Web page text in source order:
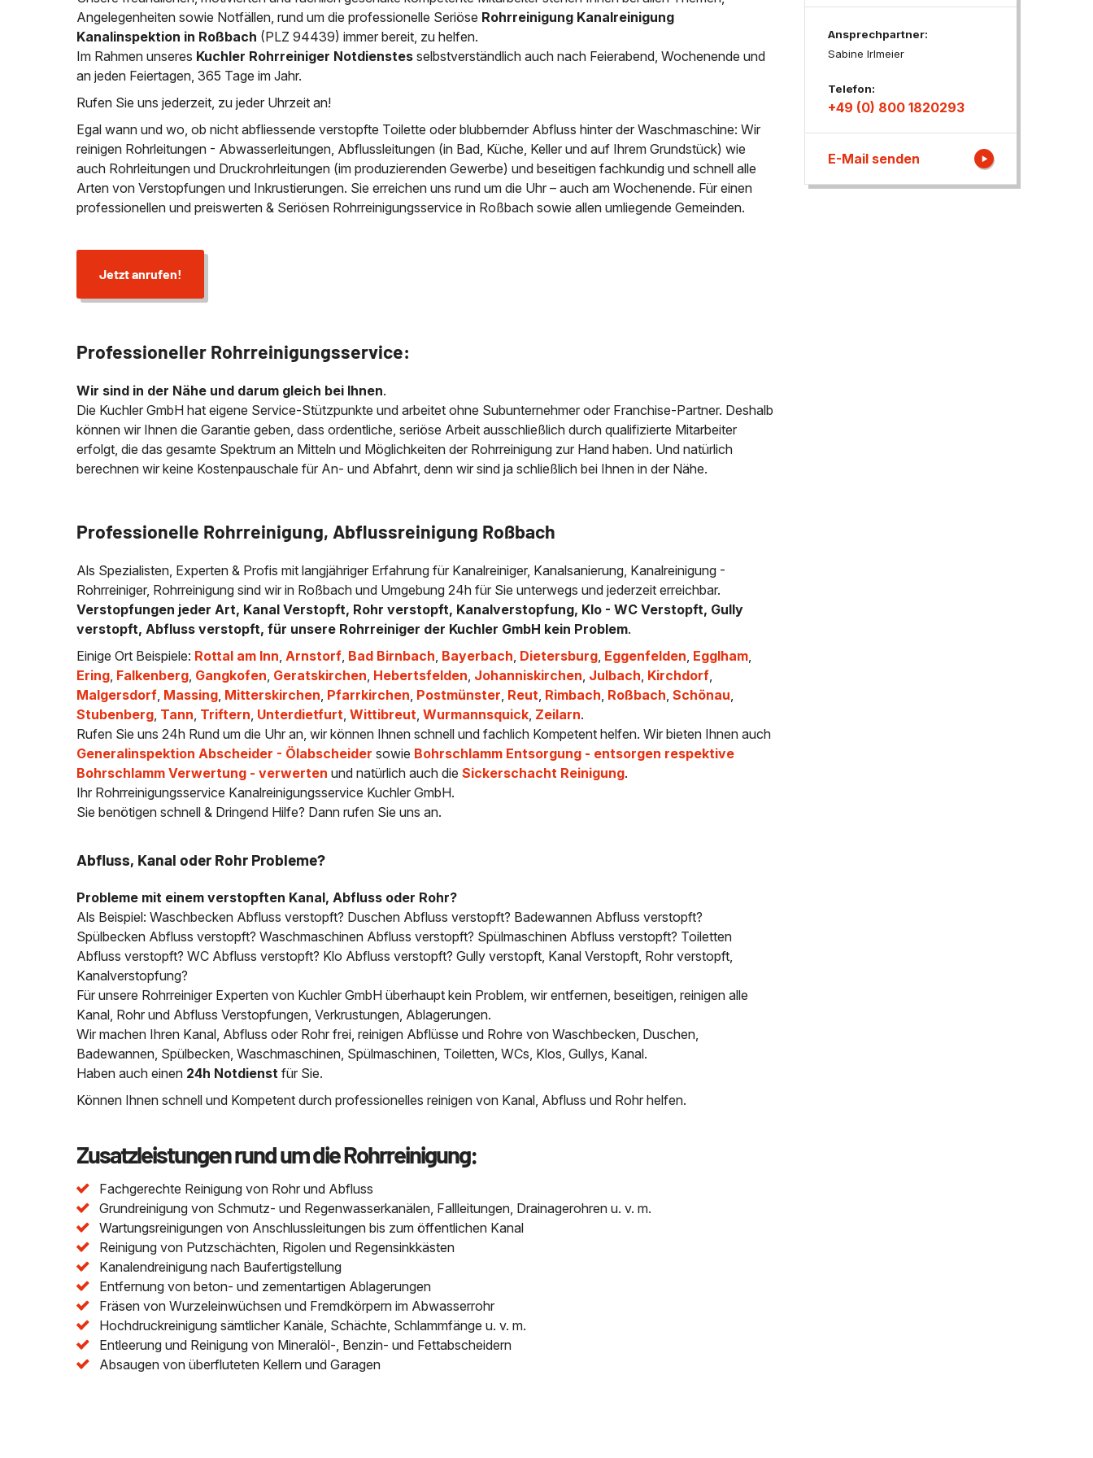
News & Aktuelles
Zertifikate / Bestätigungen
Angelegenheiten sowie Notfällen, rund um die professionelle Seriöse Rohrreinigung Kanalreinigung
Kanalinspektion in Roßbach (PLZ 94439) immer bereit, zu helfen.
Im Rahmen unseres Kuchler Rohrreiniger Notdienstes selbstverständlich auch nach Feierabend, Wochenende und
an jeden Feiertagen, 365 Tage im Jahr.
Rufen Sie uns jederzeit, zu jeder Uhrzeit an!
Egal wann und wo, ob nicht abfliessende verstopfte Toilette oder blubbernder Abfluss hinter der Waschmaschine: Wir
reinigen Rohrleitungen - Abwasserleitungen, Abflussleitungen (in Bad, Küche, Keller und auf Ihrem Grundstück) wie
auch Rohrleitungen und Druckrohrleitungen (im produzierenden Gewerbe) und beseitigen fachkundig und schnell alle
Arten von Verstopfungen und Inkrustierungen. Sie erreichen uns rund um die Uhr – auch am Wochenende. Für einen
professionellen und preiswerten & Seriösen Rohrreinigungsservice in Roßbach sowie allen umliegende Gemeinden.
Jetzt anrufen!
Professioneller Rohrreinigungsservice:
Wir sind in der Nähe und darum gleich bei Ihnen.
Die Kuchler GmbH hat eigene Service-Stützpunkte und arbeitet ohne Subunternehmer oder Franchise-Partner. Deshalb
können wir Ihnen die Garantie geben, dass ordentliche, seriöse Arbeit ausschließlich durch qualifizierte Mitarbeiter
erfolgt, die das gesamte Spektrum an Mitteln und Möglichkeiten der Rohrreinigung zur Hand haben. Und natürlich
berechnen wir keine Kostenpauschale für An- und Abfahrt, denn wir sind ja schließlich bei Ihnen in der Nähe.
Professionelle Rohrreinigung, Abflussreinigung Roßbach
Als Spezialisten, Experten & Profis mit langjähriger Erfahrung für Kanalreiniger, Kanalsanierung, Kanalreinigung -
Rohrreiniger, Rohrreinigung sind wir in Roßbach und Umgebung 24h für Sie unterwegs und jederzeit erreichbar.
Verstopfungen jeder Art, Kanal Verstopft, Rohr verstopft, Kanalverstopfung, Klo - WC Verstopft, Gully
verstopft, Abfluss verstopft, für unsere Rohrreiniger der Kuchler GmbH kein Problem.
Einige Ort Beispiele: Rottal am Inn,Arnstorf, Bad Birnbach, Bayerbach, Dietersburg, Eggenfelden, Egglham,
Ering, Falkenberg, Gangkofen, Geratskirchen, Hebertsfelden, Johanniskirchen, Julbach, Kirchdorf,
Malgersdorf, Massing, Mitterskirchen, Pfarrkirchen, Postmünster, Reut, Rimbach, Roßbach,Schönau,
Stubenberg, Tann, Triftern, Unterdietfurt,Wittibreut,Wurmannsquick, Zeilarn.
Rufen Sie uns 24h Rund um die Uhr an, wir können Ihnen schnell und fachlich Kompetent helfen. Wir bieten Ihnen auch
Generalinspektion Abscheider - Ölabscheider sowie Bohrschlamm Entsorgung - entsorgen respektive
Bohrschlamm Verwertung - verwerten und natürlich auch dieSickerschacht Reinigung.
Ihr Rohrreinigungsservice Kanalreinigungsservice Kuchler GmbH.
Sie benötigen schnell & Dringend Hilfe? Dann rufen Sie uns an.
Abfluss, Kanal oder Rohr Probleme?
Probleme mit einem verstopften Kanal, Abfluss oder Rohr?
Als Beispiel: Waschbecken Abfluss verstopft? Duschen Abfluss verstopft? Badewannen Abfluss verstopft?
Spülbecken Abfluss verstopft? Waschmaschinen Abfluss verstopft? Spülmaschinen Abfluss verstopft? Toiletten
Abfluss verstopft? WC Abfluss verstopft? Klo Abfluss verstopft? Gully verstopft, Kanal Verstopft, Rohr verstopft,
Kanalverstopfung?
Für unsere Rohrreiniger Experten von Kuchler GmbH überhaupt kein Problem, wir entfernen, beseitigen, reinigen alle
Kanal, Rohr und Abfluss Verstopfungen, Verkrustungen, Ablagerungen.
Wir machen Ihren Kanal, Abfluss oder Rohr frei, reinigen Abflüsse und Rohre von Waschbecken, Duschen,
Badewannen, Spülbecken, Waschmaschinen, Spülmaschinen, Toiletten, WCs, Klos, Gullys, Kanal.
Haben auch einen 24h Notdienst für Sie.
Können Ihnen schnell und Kompetent durch professionelles reinigen von Kanal, Abfluss und Rohr helfen.
Zusatzleistungen rund um die Rohrreinigung:
Fachgerechte Reinigung von Rohr und Abfluss
Grundreinigung von Schmutz- und Regenwasserkanälen, Fallleitungen, Drainagerohren u. v. m.
Wartungsreinigungen von Anschlussleitungen bis zum öffentlichen Kanal
Reinigung von Putzschächten, Rigolen und Regensinkkästen
Kanalendreinigung nach Baufertigstellung
Entfernung von beton- und zementartigen Ablagerungen
Fräsen von Wurzeleinwüchsen und Fremdkörpern im Abwasserrohr
Hochdruckreinigung sämtlicher Kanäle, Schächte, Schlammfänge u. v. m.
Entleerung und Reinigung von Mineralöl-, Benzin- und Fettabscheidern
Absaugen von überfluteten Kellern und Garagen
Ansprechpartner:
Sabine Irlmeier
Telefon:
+49 (0) 800 1820293
E-Mail senden